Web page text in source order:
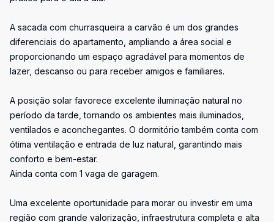
A sacada com churrasqueira a carvão é um dos grandes
diferenciais do apartamento, ampliando a área social e
proporcionando um espaço agradável para momentos de
lazer, descanso ou para receber amigos e familiares.
A posição solar favorece excelente iluminação natural no
período da tarde, tornando os ambientes mais iluminados,
ventilados e aconchegantes. O dormitório também conta com
ótima ventilação e entrada de luz natural, garantindo mais
conforto e bem-estar.
Ainda conta com 1 vaga de garagem.
Uma excelente oportunidade para morar ou investir em uma
região com grande valorização, infraestrutura completa e alta